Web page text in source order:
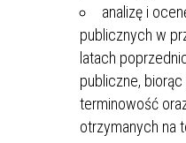
analizę i
publicznych w
latach
publiczne,
terminowość
otrzymanych na